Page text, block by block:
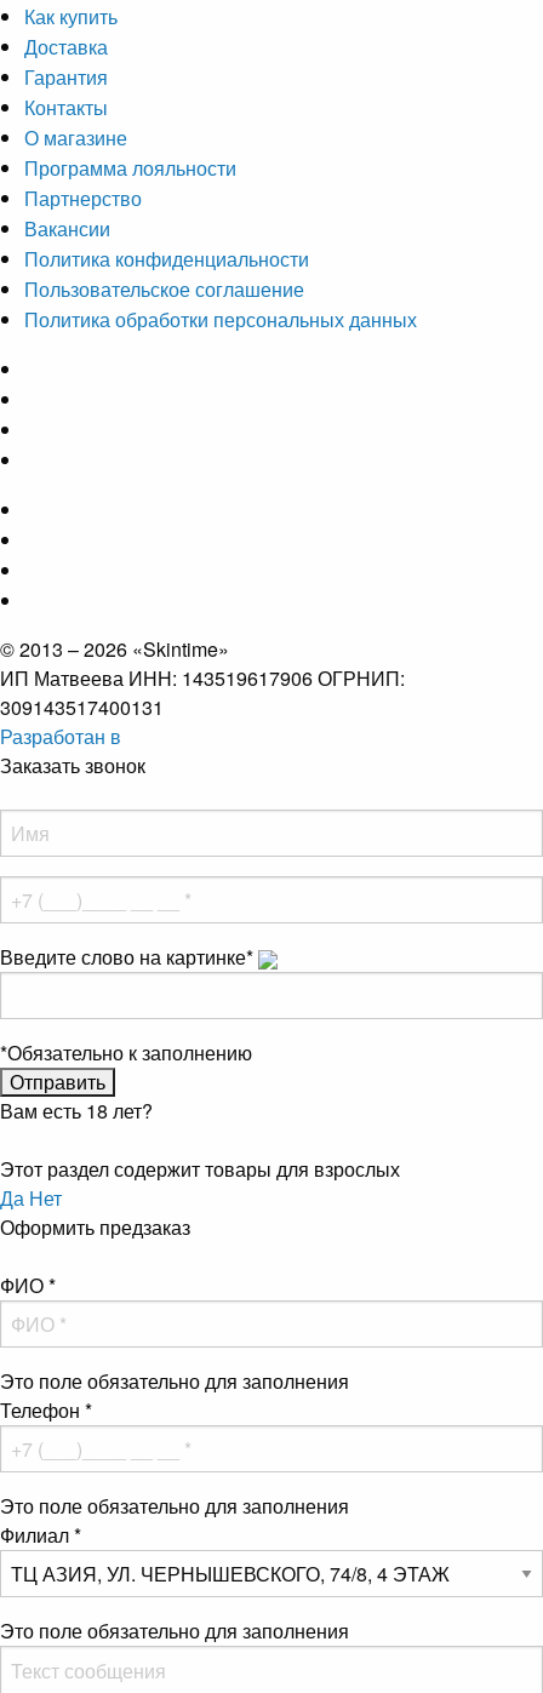
Как купить
Доставка
Гарантия
Контакты
О магазине
Программа лояльности
Партнерство
Вакансии
Политика конфиденциальности
Пользовательское соглашение
Политика обработки персональных данных
© 2013 – 2026 «Skintime»
ИП Матвеева ИНН: 143519617906 ОГРНИП:
309143517400131
Разработан в
Заказать звонок
Введите слово на картинке*
*Обязательно к заполнению
Вам есть 18 лет?
Этот раздел содержит товары для взрослых
Да Нет
Оформить предзаказ
ФИО*
Это поле обязательно для заполнения
Телефон *
Это поле обязательно для заполнения
Филиал*
Это поле обязательно для заполнения